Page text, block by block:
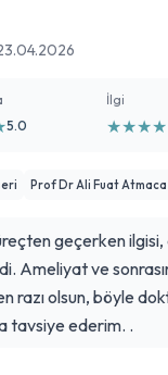
5.0
İlgi
★★★★
Prof Dr Ali Fuat Atmaca
geçerken ilgisi,
Ameliyat ve
razı olsun, böyle
tavsiye ederim. .